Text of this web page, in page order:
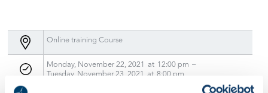
Online training Course
Monday, November 22, 2021 at 12:00 pm –
Tuesday, November 23, 2021 at 8:00 pm